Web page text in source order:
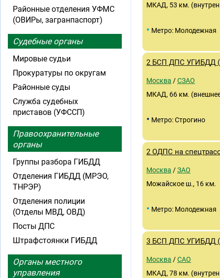
МКАД, 53 км.
• Метро: Молодежная
2 БСП ДПС УГИБДД
Москва /СЗАО
МКАД, 66 км.
• Метро: Строгино
2 ОДПС на
Москва /ЗАО
Можайское ш., 16 км.
• Метро: Молодежная
3 БСП ДПС УГИБДД
Москва /САО
МКАД, 78 км.
Районные отделения УФМС
(ОВИРы, загранпаспорт)
Судебные органы
Мировые судьи
Прокуратуры по округам
Районные суды
Служба судебных
приставов (УФССП)
Правоохранительные
органы
Группы разбора ГИБДД
Отделения ГИБДД (МРЭО,
ТНРЭР)
Отделения полиции
(Отделы МВД, ОВД)
Посты ДПС
Штрафстоянки ГИБДД
Органы местного
управления